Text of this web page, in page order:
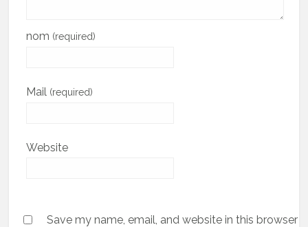
nom (required)
Mail (required)
Website
Save my name, email, and website in this browser